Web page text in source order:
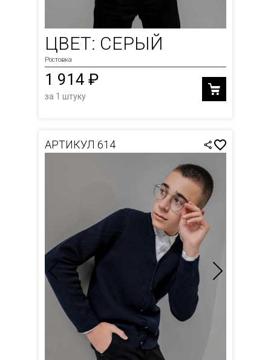
ЦВЕТ: СЕРЫЙ
Ростовка
1 914 ₽
за 1 штуку
АРТИКУЛ 614